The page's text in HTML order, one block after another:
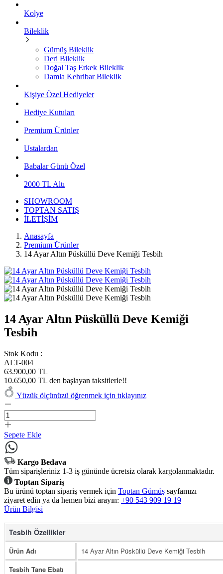
Kolye
Bileklik
Gümüş Bileklik
Deri Bileklik
Doğal Taş Erkek Bileklik
Damla Kehribar Bileklik
Kişiye Özel Hediyeler
Hediye Kutuları
Premium Ürünler
Ustalardan
Babalar Günü Özel
2000 TL Altı
SHOWROOM
TOPTAN SATIŞ
İLETİŞİM
Anasayfa
Premium Ürünler
14 Ayar Altın Püsküllü Deve Kemiği Tesbih
14 Ayar Altın Püsküllü Deve Kemiği
Tesbih
Stok Kodu :
ALT-004
63.900,00 TL
10.650,00 TL den başlayan taksitlerle!!
Yüzük ölçünüzü öğrenmek için tıklayınız
Sepete Ekle
Kargo Bedava
Tüm siparişleriniz 1-3 iş gününde ücretsiz olarak kargolanmaktadır.
Toptan Sipariş
Bu ürünü toptan sipariş vermek için Toptan Gümüş sayfamızı
ziyaret edin ya da hemen bizi arayın: +90 543 909 19 19
Ürün Bilgisi
Tesbih Özellikler
Ürün Adı
14 Ayar Altın Püsküllü Deve Kemiği Tesbih
Tesbih Tane Ebatı